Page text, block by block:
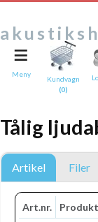
Tålig
Artikel Filer
Art.nr. Produkt
≡
Meny
Kundvagn
(0)